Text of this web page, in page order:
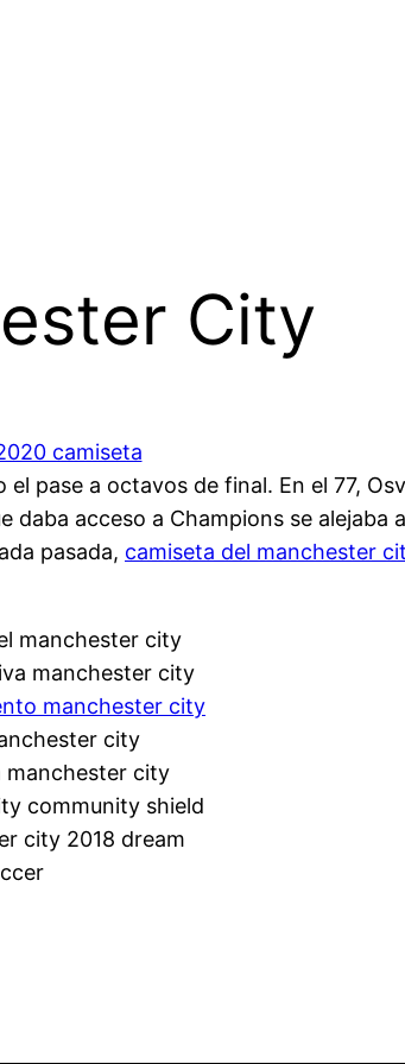
City
pase a octavos de final. En el 77,
acceso a Champions se alejaba
pasada, camiseta del manchester